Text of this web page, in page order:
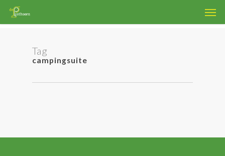
Skip
main
Tag
campingsuite